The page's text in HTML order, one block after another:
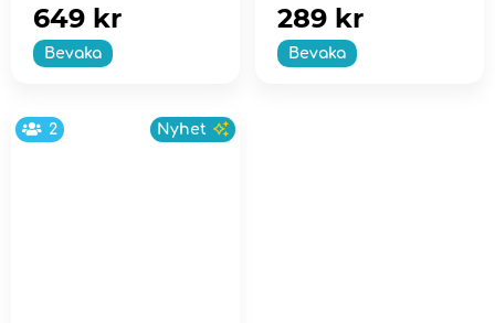
Bevaka
649 kr
Bevaka
289 kr
2 Nyhet